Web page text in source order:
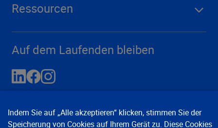
Ressourcen
Auf dem Laufenden bleiben
Indem Sie auf „Alle akzeptieren“ klicken, stimmen Sie der
Speicherung von Cookies auf Ihrem Gerät zu. Diese Cookies